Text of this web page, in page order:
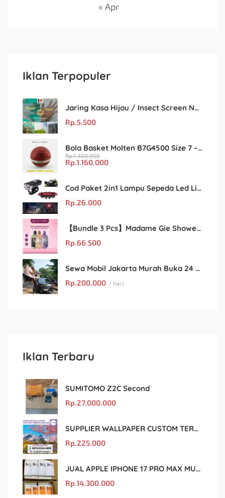
« Apr
Iklan Terpopuler
Jaring Kasa Hijau / Insect Screen Net – Kualitas Terjamin & Harga Eceran Terjangkau
Rp.5.500
Bola Basket Molten B7G4500 Size 7 – Resmi FIBA & IBL
Rp.1.300.000
Rp.1.160.000
Cod Paket 2in1 Lampu Sepeda Led Light Depan Dan Belakang Rechargeable
Rp.26.000
【Bundle 3 Pcs】Madame Gie Shower Glow – Solusi Perawatan Kulit dalam Satu Paket!
Rp.66.500
Sewa Mobil Jakarta Murah Buka 24 Jam : Kian Rental
Rp.200.000 / hari
Iklan Terbaru
SUMITOMO Z2C Second
Rp.27.000.000
SUPPLIER WALLPAPER CUSTOM TERBAIK MALANG
Rp.225.000
JUAL APPLE IPHONE 17 PRO MAX MURAH DAN ORIGINAL
Rp.14.300.000